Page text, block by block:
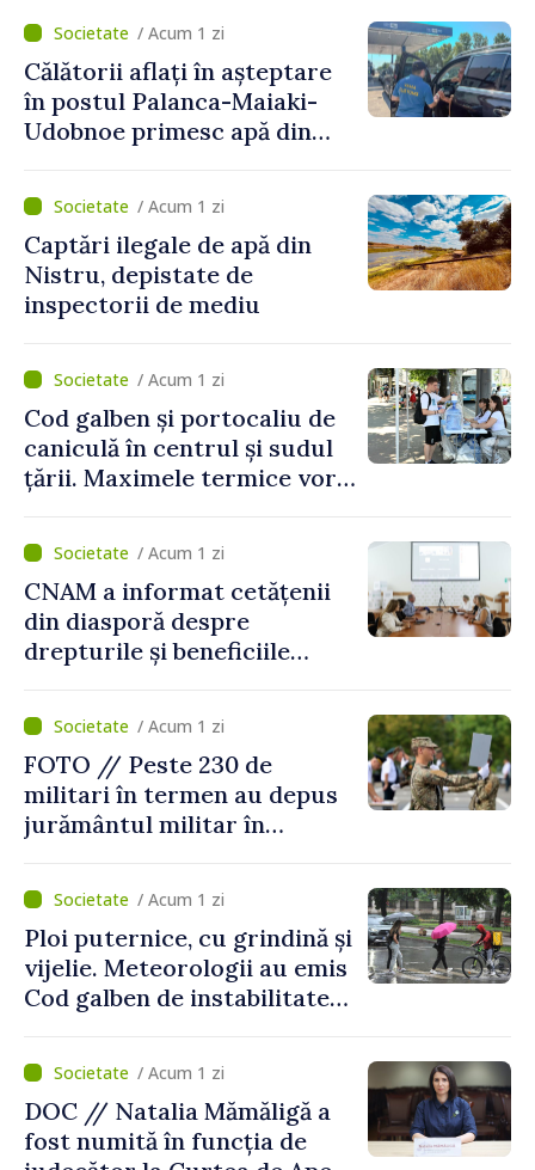
Naționale de Apărare pentru
perioada 2024–2034,
publicat în Monitorul Oficial
/ Acum 1 zi
Călătorii aflați în așteptare
în postul Palanca-Maiaki-
Udobnoe primesc apă din
și a polițiștilor de frontieră
/ Acum 1 zi
Captări ilegale de apă din
Nistru, depistate de
inspectorii de mediu
/ Acum 1 zi
Cod galben și portocaliu de
caniculă în centrul și sudul
țării. Maximele termice vor
/ Acum 1 zi
CNAM a informat cetățenii
din diasporă despre
drepturile și beneficiile
/ Acum 1 zi
FOTO // Peste 230 de
militari în termen au depus
jurământul militar în
/ Acum 1 zi
Ploi puternice, cu grindină și
vijelie. Meteorologii au emis
Cod galben de instabilitate
/ Acum 1 zi
DOC // Natalia Mămăligă a
fost numită în funcția de